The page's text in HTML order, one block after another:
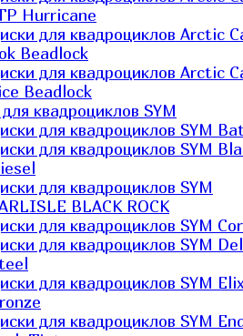
Hurricane
для квадроциклов Arctic
Beadlock
для квадроциклов Arctic
Beadlock
квадроциклов SYM
для квадроциклов SYM
для квадроциклов SYM
для квадроциклов SYM
BLACK ROCK
для квадроциклов SYM
для квадроциклов SYM
для квадроциклов SYM
для квадроциклов SYM